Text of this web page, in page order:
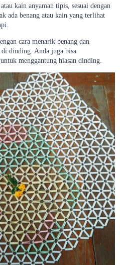
kain anyaman tipis, sesuai dengan
ada benang atau kain yang terlihat
cara menarik benang dan
di dinding. Anda juga bisa
menggantung hiasan dinding.